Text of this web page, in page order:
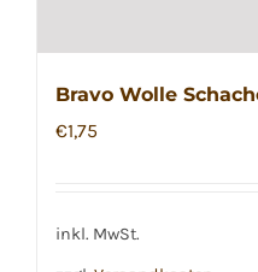
Bravo Wolle
€1,75
inkl. MwSt.